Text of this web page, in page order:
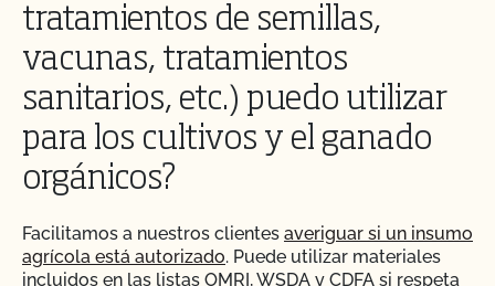
¿La certificación orgánica de CCOF garantiza el
acceso al mercado internacional?
¿Realiza el CCOF pruebas de residuos de
plaguicidas y OMG?
¿Realiza el CCOF inspecciones sin previo aviso?
¿Ofrece el CCOF servicios en línea?
tratamientos de semillas,
vacunas, tratamientos
sanitarios, etc.) puedo utilizar
para los cultivos y el ganado
orgánicos?
Facilitamos a nuestros clientes averiguar si un insumo
agrícola está autorizado. Puede utilizar materiales
incluidos en las listas OMRI, WSDA y CDFA si respeta